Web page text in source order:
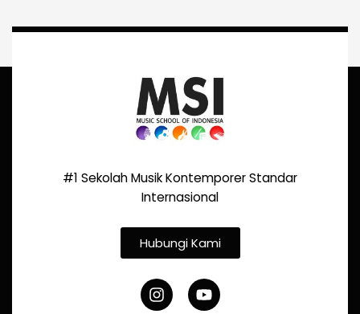
#1 Sekolah Musik Kontemporer Standar
Internasional
Hubungi Kami